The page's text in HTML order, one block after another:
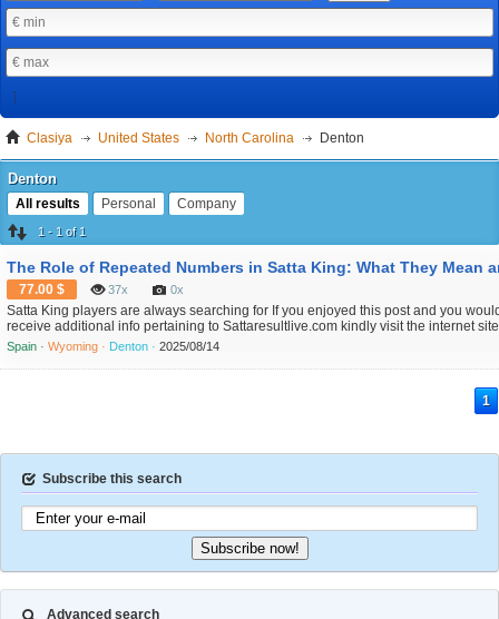
Clasiya United States North Carolina Denton
Denton
All results Personal Company
1 - 1 of 1
77.00 $ 37x 0x
Satta King players are always searching for If you enjoyed this post and you
receive additional info pertaining to Sattaresultlive.com kindly visit the internet
their guesses. One of the most noticeable patterns in the game is the repetition of
Sometimes a number that hits today sho...
Spain · Wyoming · Denton · 2025/08/14
1
Subscribe this search
Subscribe now!
Advanced search